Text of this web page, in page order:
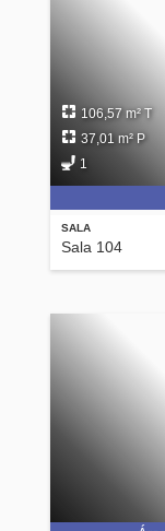
SALA
Sala 104
106,57 m² T
37,01 m² P
1